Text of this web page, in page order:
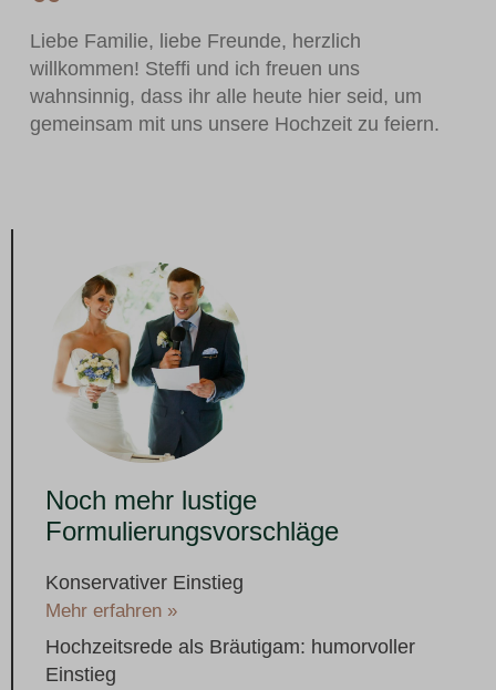
Liebe Familie, liebe Freunde, herzlich
willkommen! Steffi und ich freuen uns
wahnsinnig, dass ihr alle heute hier seid, um
gemeinsam mit uns unsere Hochzeit zu feiern.
Noch mehr lustige
Formulierungsvorschläge
Konservativer Einstieg
Mehr erfahren »
Hochzeitsrede als Bräutigam: humorvoller
Einstieg